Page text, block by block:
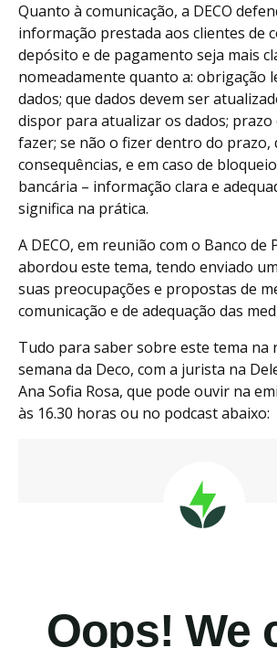
Quanto à comunicação, a DECO
informação prestada aos clientes de
depósito e de pagamento seja mais
nomeadamente quanto a: obrigação
dados; que dados devem ser
dispor para atualizar os dados; prazo
fazer; se não o fizer dentro do prazo,
consequências, e em caso de
bancária – informação clara e
significa na prática.
A DECO, em reunião com o Banco de
abordou este tema, tendo enviado
suas preocupações e propostas de
comunicação e de adequação das
Tudo para saber sobre este tema na
semana da Deco, com a jurista na
Ana Sofia Rosa, que pode ouvir na
às 16.30 horas ou no podcast abaixo: